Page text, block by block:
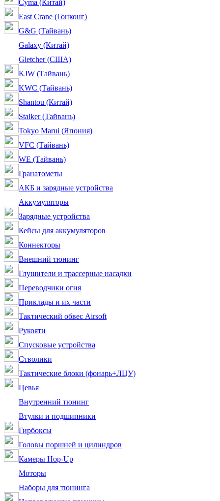
Cyma (Китай)
East Crane (Гонконг)
G&G (Тайвань)
Galaxy (Китай)
Gletcher (США)
KJW (Тайвань)
KWC (Тайвань)
Shantou (Китай)
Stalker (Тайвань)
Tokyo Marui (Япония)
VFC (Тайвань)
WE (Тайвань)
Гранатометы
АКБ и зарядные устройства
Аккумуляторы
Зарядные устройства
Кейсы для аккумуляторов
Коннекторы
Внешний тюнинг
Глушители и трассерные насадки
Переводчики огня
Приклады и их части
Тактический обвес Airsoft
Рукояти
Спусковые устройства
Стволики
Тактические блоки (фонарь+ЛЦУ)
Цевья
Внутренний тюнинг
Втулки и подшипники
Гирбоксы
Головы поршней и цилиндров
Камеры Hop-Up
Моторы
Наборы для тюнинга